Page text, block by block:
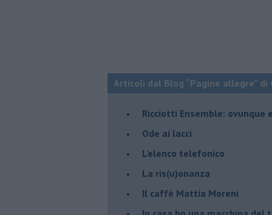
Articoli dal Blog “Pagine allegre” di
​Ricciotti Ensemble: ovunque
Ode ai lacci
​L’elenco telefonico
​La ris(u)onanza
​Il caffè Mattia Moreni